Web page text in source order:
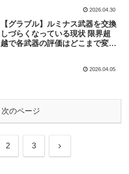
2026.04.30
【グラブル】ルミナス武器を交換
しづらくなっている現状 限界超
越で各武器の評価はどこまで変わ
2026.04.05
次のページ
2 3 次